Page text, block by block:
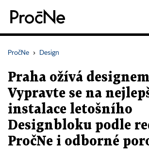
PročNe › Design
Praha ožívá
Vypravte se na
instalace letošního
Designbloku podle
PročNe i odborné